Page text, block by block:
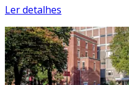
Ler detalhes